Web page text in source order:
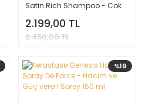
Satin Rich Shampoo - Cok
Kuru Saçlar İçin Nemlendirici
Şampuan 250 Ml.
2.199,00 TL
2.450,00 TL
%19